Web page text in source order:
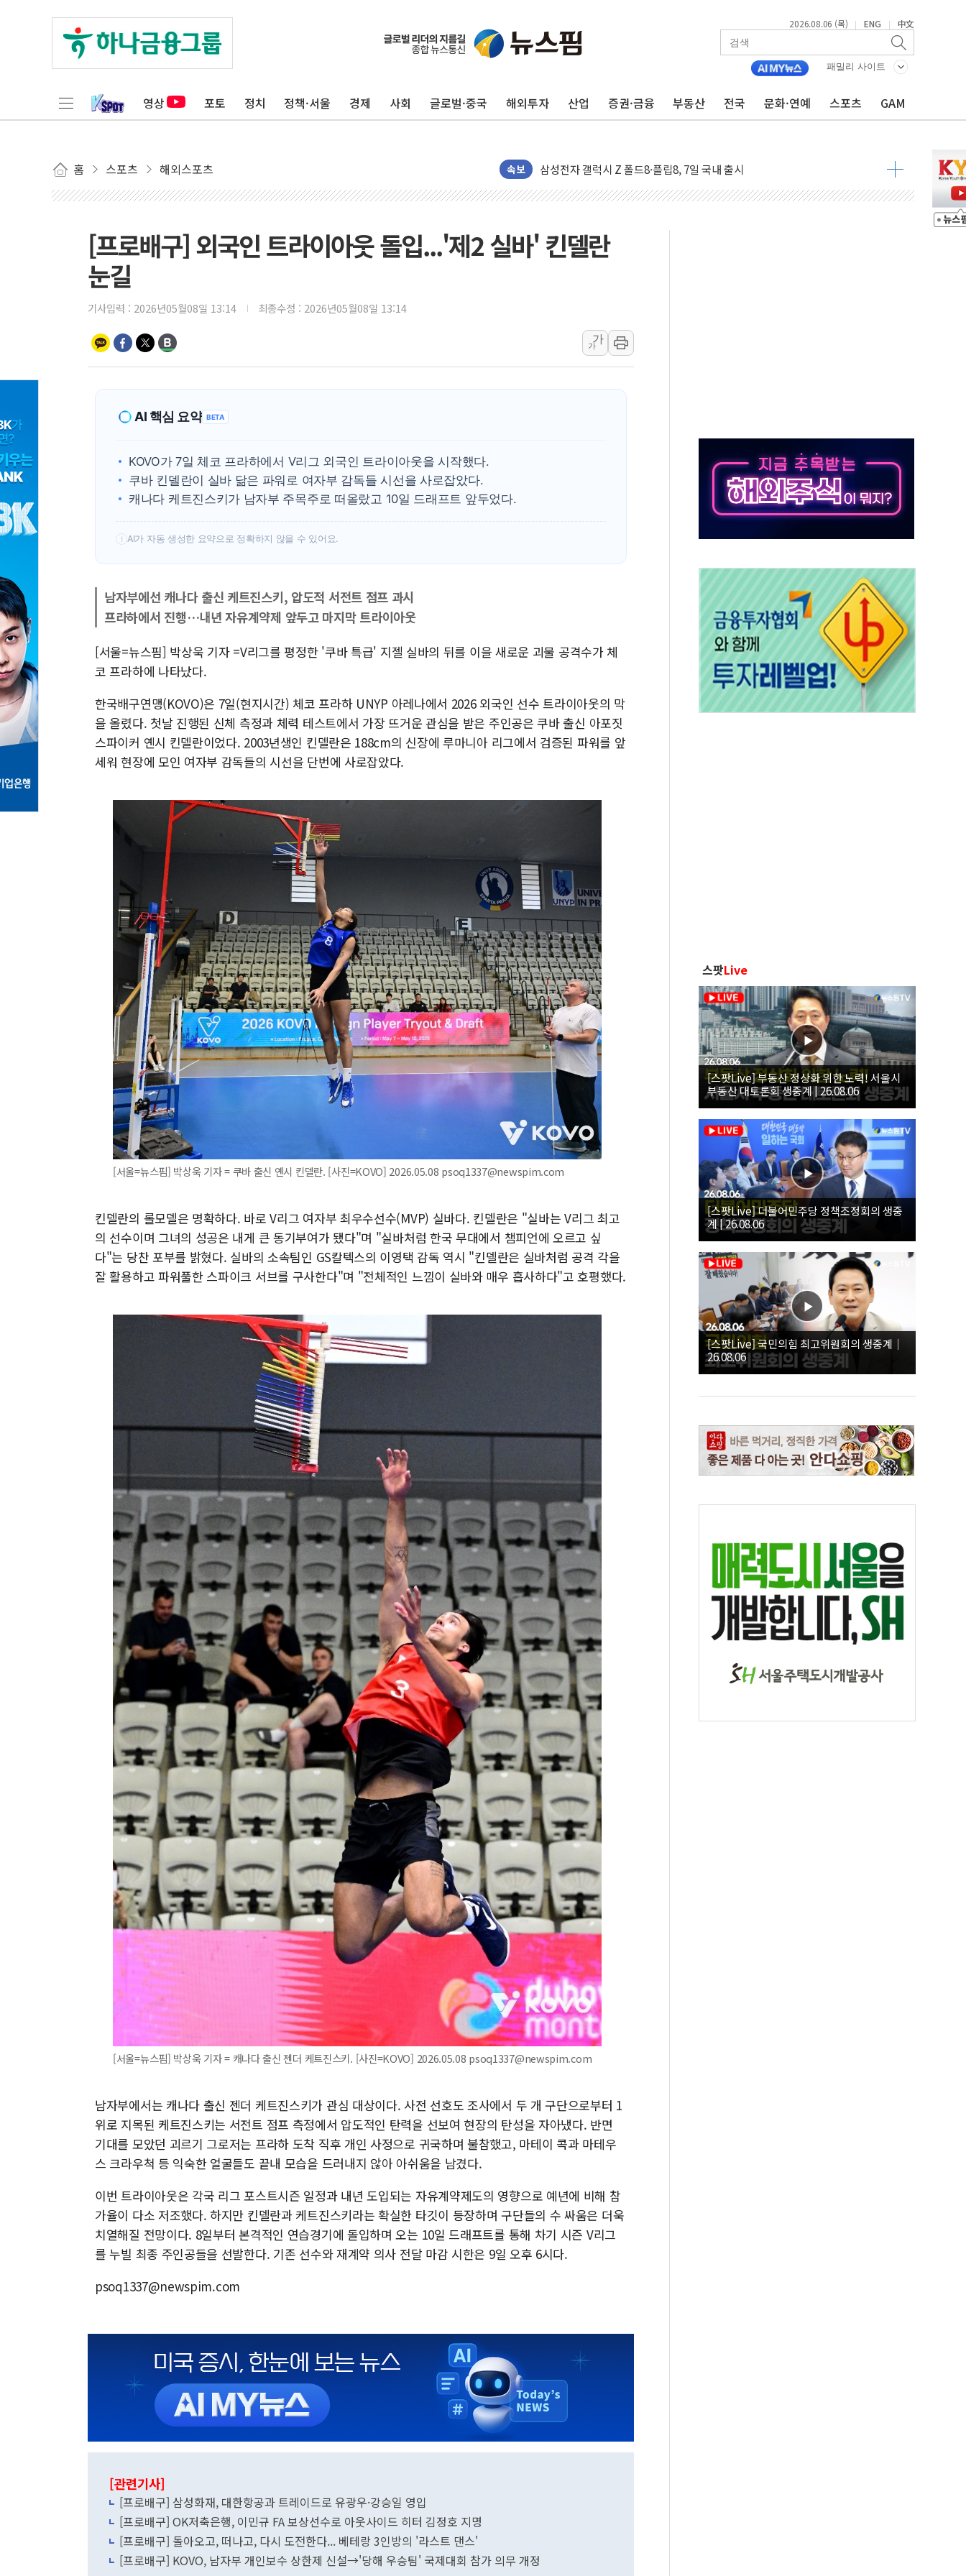
2026.08.06 (목) | ENG | 中文
패밀리 사이트
영상 포토 정치 정책·서울 경제 사회 글로벌·중국 해외투자 산업 증권·금융 부동산 전국 문화·연예 스포츠 GAM
홈 스포츠 해외스포츠 속보
경북도 '재해 예방 최상위 프로젝트' 자연재해저감 종합계획 수립 착수
14일째 이어지는 폭염에 누적 사망자 21명…누적 온열질환자 2441명
철강·조선·車 공장에 'AI·휴머노이드' 도입…정부, 제조업 대전환
[특징주] 美 반도체 조정에 '삼전닉스' 등 주도주 약세
BoA "엔화, 연말까지 6% 급등... 달러당 149엔 전망"
삼성전자 갤럭시 Z 폴드8·플립8, 7일 국내 출시
성기홍 "김용범 경질보다 대책 챙겨야…빠른 시일 내 부동산 공급 정책 낼 것"
한국콜마, 산호초 보호 자외선차단제 글로벌 인증 체계 구축
KB증권, 국내주식 옮기면 최대 400만원 혜택…'깨비마블' 이벤트
씨이랩, HPC·AI 전문가 황순욱 박사 영입
[프로배구] 외국인 트라이아웃 돌입...'제2 실바' 킨델란
눈길
기사입력 : 2026년05월08일 13:14 최종수정 : 2026년05월08일 13:14
가
가
AI 핵심 요약 BETA
KOVO가 7일 체코 프라하에서 V리그 외국인 트라이아웃을 시작했다.
쿠바 킨델란이 실바 닮은 파워로 여자부 감독들 시선을 사로잡았다.
캐나다 케트진스키가 남자부 주목주로 떠올랐고 10일 드래프트 앞두었다.
! AI가 자동 생성한 요약으로 정확하지 않을 수 있어요.
남자부에선 캐나다 출신 케트진스키, 압도적 서전트 점프 과시
프라하에서 진행…내년 자유계약제 앞두고 마지막 트라이아웃
[서울=뉴스핌] 박상욱 기자 =V리그를 평정한 '쿠바 특급' 지젤 실바의 뒤를 이을 새로운 괴물 공격수가 체
코 프라하에 나타났다.
한국배구연맹(KOVO)은 7일(현지시간) 체코 프라하 UNYP 아레나에서 2026 외국인 선수 트라이아웃의 막
을 올렸다. 첫날 진행된 신체 측정과 체력 테스트에서 가장 뜨거운 관심을 받은 주인공은 쿠바 출신 아포짓
스파이커 옌시 킨델란이었다. 2003년생인 킨델란은 188cm의 신장에 루마니아 리그에서 검증된 파워를 앞
세워 현장에 모인 여자부 감독들의 시선을 단번에 사로잡았다.
[서울=뉴스핌] 박상욱 기자 = 쿠바 출신 옌시 킨델란. [사진=KOVO] 2026.05.08 psoq1337@newspim.com
킨델란의 롤모델은 명확하다. 바로 V리그 여자부 최우수선수(MVP) 실바다. 킨델란은 "실바는 V리그 최고
의 선수이며 그녀의 성공은 내게 큰 동기부여가 됐다"며 "실바처럼 한국 무대에서 챔피언에 오르고 싶
다"는 당찬 포부를 밝혔다. 실바의 소속팀인 GS칼텍스의 이영택 감독 역시 "킨델란은 실바처럼 공격 각을
잘 활용하고 파워풀한 스파이크 서브를 구사한다"며 "전체적인 느낌이 실바와 매우 흡사하다"고 호평했다.
[서울=뉴스핌] 박상욱 기자 = 캐나다 출신 젠더 케트진스키. [사진=KOVO] 2026.05.08 psoq1337@newspim.com
남자부에서는 캐나다 출신 젠더 케트진스키가 관심 대상이다. 사전 선호도 조사에서 두 개 구단으로부터 1
위로 지목된 케트진스키는 서전트 점프 측정에서 압도적인 탄력을 선보여 현장의 탄성을 자아냈다. 반면
기대를 모았던 괴르기 그로저는 프라하 도착 직후 개인 사정으로 귀국하며 불참했고, 마테이 콕과 마테우
스 크라우척 등 익숙한 얼굴들도 끝내 모습을 드러내지 않아 아쉬움을 남겼다.
이번 트라이아웃은 각국 리그 포스트시즌 일정과 내년 도입되는 자유계약제도의 영향으로 예년에 비해 참
가율이 다소 저조했다. 하지만 킨델란과 케트진스키라는 확실한 타깃이 등장하며 구단들의 수 싸움은 더욱
치열해질 전망이다. 8일부터 본격적인 연습경기에 돌입하며 오는 10일 드래프트를 통해 차기 시즌 V리그
를 누빌 최종 주인공들을 선발한다. 기존 선수와 재계약 의사 전달 마감 시한은 9일 오후 6시다.
psoq1337@newspim.com
[관련기사]
[프로배구] 삼성화재, 대한항공과 트레이드로 유광우·강승일 영입
[프로배구] OK저축은행, 이민규 FA 보상선수로 아웃사이드 히터 김정호 지명
[프로배구] 돌아오고, 떠나고, 다시 도전한다... 베테랑 3인방의 '라스트 댄스'
[프로배구] KOVO, 남자부 개인보수 상한제 신설→'당해 우승팀' 국제대회 참가 의무 개정
스팟Live
[스팟Live] 부동산 정상화 위한 노력! 서울시
부동산 대토론회 생중계 | 26.08.06
[스팟Live] 더불어민주당 정책조정회의 생중
계 | 26.08.06
[스팟Live] 국민의힘 최고위원회의 생중계｜
26.08.06